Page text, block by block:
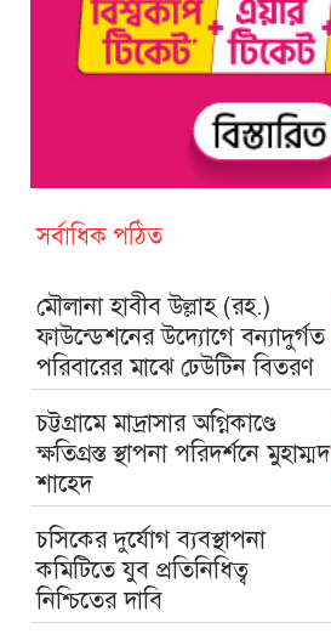
সর্বাধিক পঠিত
মৌলানা হাবীব উল্লাহ (রহ.)
ফাউন্ডেশনের উদ্যোগে বন্যাদুর্গত
পরিবারের মাঝে ঢেউটিন বিতরণ
চট্টগ্রামে মাদ্রাসার অগ্নিকাণ্ডে
ক্ষতিগ্রস্ত স্থাপনা পরিদর্শনে মুহাম্মদ
শাহেদ
চসিকের দুর্যোগ ব্যবস্থাপনা
কমিটিতে যুব প্রতিনিধিত্ব
নিশ্চিতের দাবি